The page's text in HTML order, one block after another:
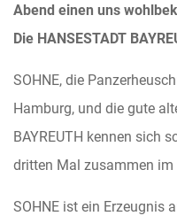
Abend einen uns
Die HANSESTADT
SOHNE, die
Hamburg, und die gute
BAYREUTH kennen sich
dritten Mal zusammen im
SOHNE ist ein Erzeugnis